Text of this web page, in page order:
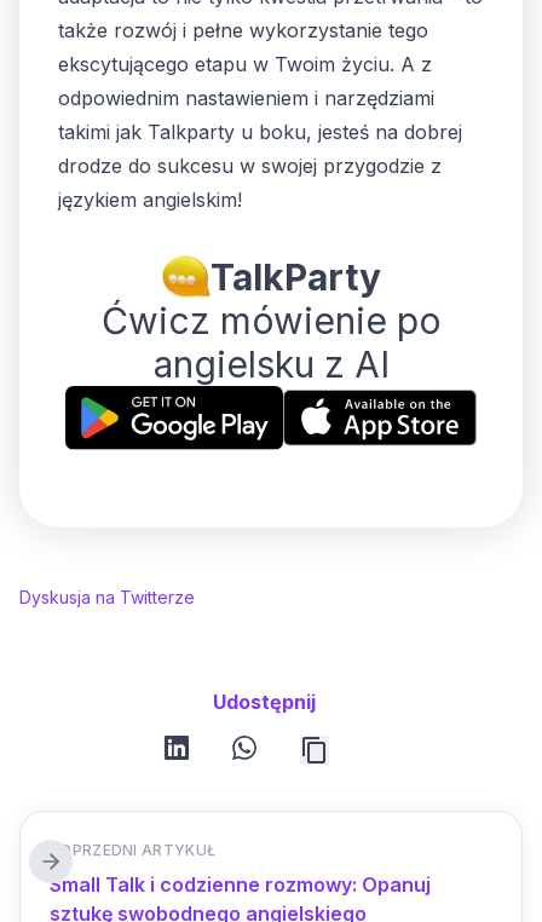
także rozwój i pełne wykorzystanie tego
ekscytującego etapu w Twoim życiu. A z
odpowiednim nastawieniem i narzędziami
takimi jak Talkparty u boku, jesteś na dobrej
drodze do sukcesu w swojej przygodzie z
językiem angielskim!
TalkParty
Ćwicz mówienie po
angielsku z AI
Dyskusja na Twitterze
Udostępnij
linkedin whatsapp
POPRZEDNI ARTYKUŁ
Small Talk i codzienne rozmowy: Opanuj
sztukę swobodnego angielskiego